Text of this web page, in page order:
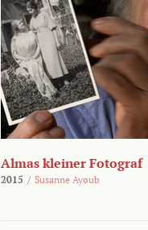
Almas kleiner Fotograf
2015 / Susanne Ayoub